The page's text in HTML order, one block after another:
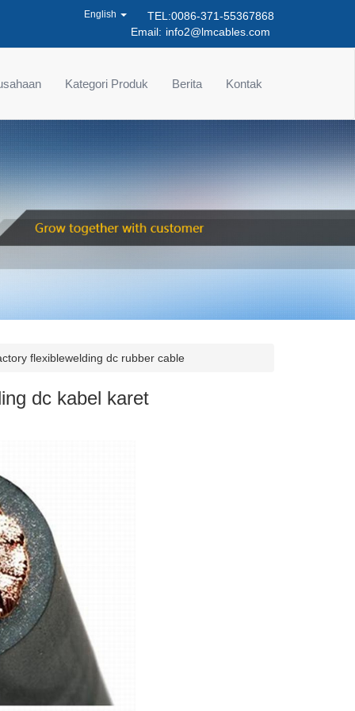
TEL:0086-371-55367868
Email: info2@lmcables.com
English
Kategori Produk Berita Kontak
flexiblewelding dc rubber cable
dc kabel karet